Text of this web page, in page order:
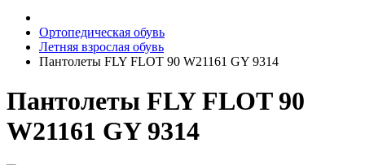
Ортопедическая обувь
Летняя взрослая обувь
Пантолеты FLY FLOT 90 W21161 GY 9314
Пантолеты FLY FLOT 90
W21161 GY 9314